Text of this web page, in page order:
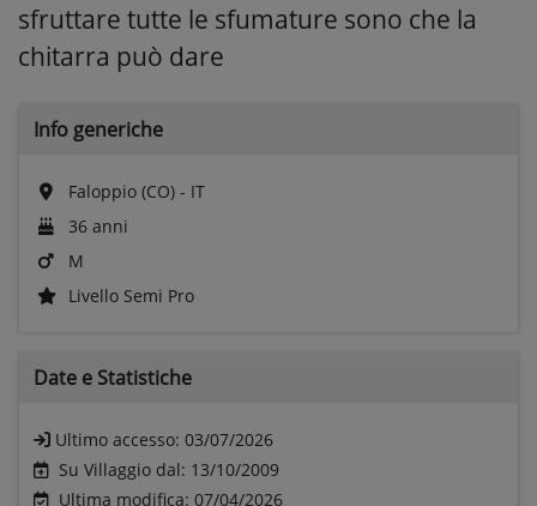
sfruttare tutte le sfumature sono che la
chitarra può dare
Info generiche
Faloppio (CO) - IT
36 anni
M
Livello Semi Pro
Date e Statistiche
Ultimo accesso: 03/07/2026
Su Villaggio dal: 13/10/2009
Ultima modifica: 07/04/2026